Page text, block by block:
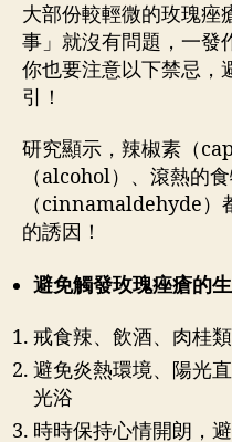
大部份較輕微的玫瑰痤
事」就沒有問題，一發
你也要注意以下禁忌，
引！
研究顯示，辣椒素（
（alcohol）、滾熱的
（cinnamaldehyde）
的誘因！
避免觸發玫瑰痤瘡的
戒食辣、飲酒、肉桂
避免炎熱環境、陽光
光浴
時時保持心情開朗，